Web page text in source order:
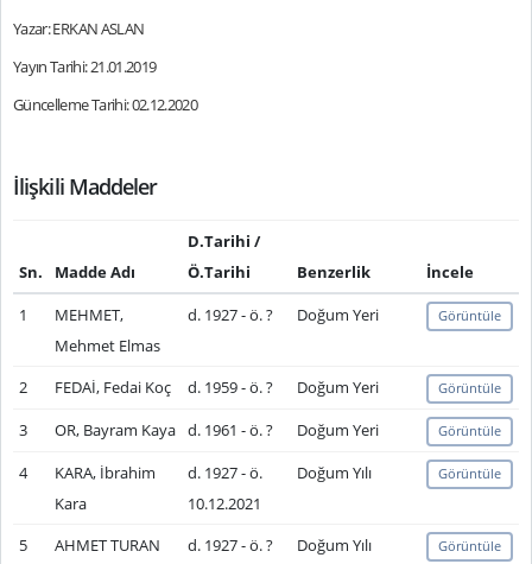
Yazar: ERKAN ASLAN
Yayın Tarihi: 21.01.2019
Güncelleme Tarihi: 02.12.2020
İlişkili Maddeler
Sn. Madde Adı
D.Tarihi /
Ö.Tarihi
Benzerlik
İncele
1
MEHMET,
Mehmet Elmas
d. 1927 - ö. ? Doğum Yeri Görüntüle
2 FEDAİ, Fedai Koç d. 1959 - ö. ? Doğum Yeri Görüntüle
3 OR, Bayram Kaya d. 1961 - ö. ? Doğum Yeri Görüntüle
4
KARA, İbrahim
Kara
d. 1927 - ö.
10.12.2021
Doğum Yılı Görüntüle
5
AHMET TURAN
d. 1927 - ö. ? Doğum Yılı Görüntüle